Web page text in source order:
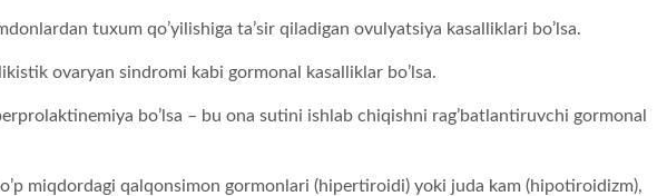
tuxum qo’yilishiga ta’sir qiladigan ovulyatsiya kasalliklari bo’lsa.
ovaryan sindromi kabi gormonal kasalliklar bo’lsa.
bo’lsa – bu ona sutini ishlab chiqishni rag’batlantiruvchi gormonal
miqdordagi qalqonsimon gormonlari (hipertiroidi) yoki juda kam (hipotiroidizm),